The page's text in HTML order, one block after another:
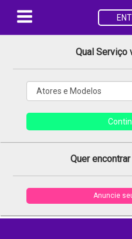
Qual Serviço
Quer
Anuncie